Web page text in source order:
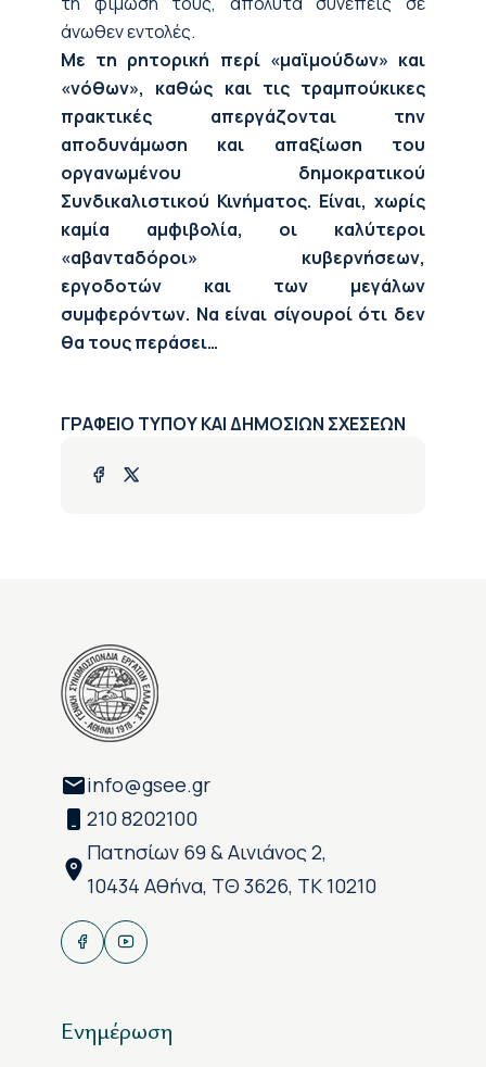
άνωθεν εντολές.
Με τη ρητορική περί «μαϊμούδων» και
«νόθων», καθώς και τις τραμπούκικες
πρακτικές απεργάζονται την
αποδυνάμωση και απαξίωση του
οργανωμένου δημοκρατικού
Συνδικαλιστικού Κινήματος. Είναι, χωρίς
καμία αμφιβολία, οι καλύτεροι
«αβανταδόροι» κυβερνήσεων,
εργοδοτών και των μεγάλων
συμφερόντων. Να είναι σίγουροί ότι δεν
θα τους περάσει…
ΓΡΑΦΕΙΟ ΤΥΠΟΥ ΚΑΙ ΔΗΜΟΣΙΩΝ ΣΧΕΣΕΩΝ
info@gsee.gr
210 8202100
Πατησίων 69 & Αινιάνος 2,
10434 Αθήνα, ΤΘ 3626, ΤΚ 10210
Ενημέρωση